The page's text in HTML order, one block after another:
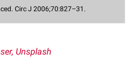
Circ J 2006;70:827–31.
Unsplash